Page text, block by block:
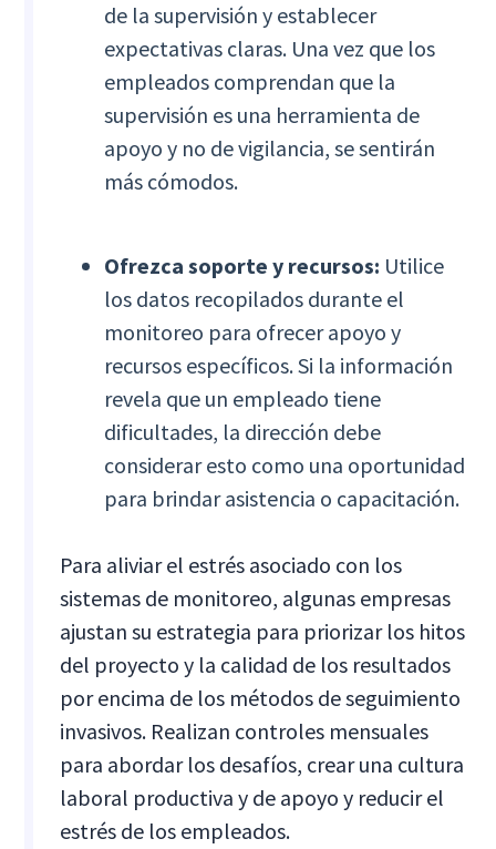
de la supervisión y establecer
expectativas claras. Una vez que los
empleados comprendan que la
supervisión es una herramienta de
apoyo y no de vigilancia, se sentirán
más cómodos.
Ofrezca soporte y recursos: Utilice
los datos recopilados durante el
monitoreo para ofrecer apoyo y
recursos específicos. Si la información
revela que un empleado tiene
dificultades, la dirección debe
considerar esto como una oportunidad
para brindar asistencia o capacitación.
Para aliviar el estrés asociado con los
sistemas de monitoreo, algunas empresas
ajustan su estrategia para priorizar los hitos
del proyecto y la calidad de los resultados
por encima de los métodos de seguimiento
invasivos. Realizan controles mensuales
para abordar los desafíos, crear una cultura
laboral productiva y de apoyo y reducir el
estrés de los empleados.